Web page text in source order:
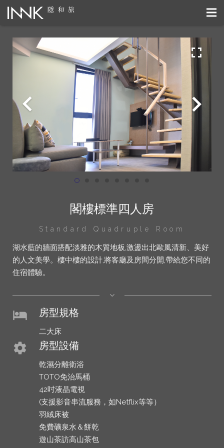
閣樓標準四人房
Standard Quadruple Room
湖水藍的牆面搭配淡雅的木質地板,激盪出北歐風清新、美好
的人文美學。樓中樓的設計,將客廳及房間分開,帶給您不同的
住宿體驗。
hotel 房型規格
二大床
settings 房型設備
乾濕分離衛浴
TOTO免治馬桶
42吋液晶電視
(支援影音串流服務，如Netflix等等）
羽絨床被
免費礦泉水＆餅乾
遊山茶訪高山茶包